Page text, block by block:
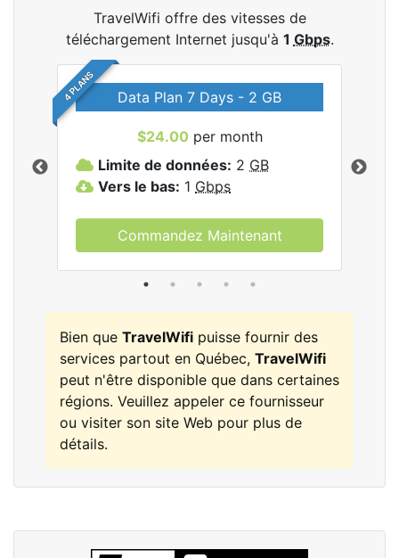
TravelWifi offre des vitesses de
téléchargement Internet jusqu'à 1 Gbps.
4 PLANS Data Plan 7 Days - 2 GB
$24.00 per month
Limite de données: 2 GB
Vers le bas: 1 Gbps
Commandez Maintenant
Bien que TravelWifi puisse fournir des
services partout en Québec, TravelWifi
peut n'être disponible que dans certaines
régions. Veuillez appeler ce fournisseur
ou visiter son site Web pour plus de
détails.